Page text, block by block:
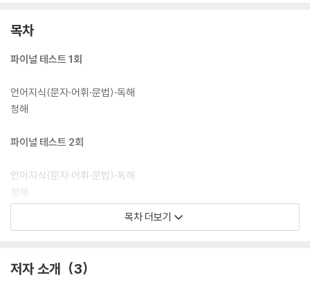
목차
파이널 테스트 1회
언어지식(문자·어휘·문법)·독해
청해
파이널 테스트 2회
언어지식(문자·어휘·문법)·독해
청해
청해
목차 더보기
저자 소개 3